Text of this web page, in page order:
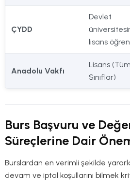
ÇYDD
Devlet
lisans
Anadolu Vakfı
Lisans (Tüm
Sınıflar)
Burs Başvuru ve
Süreçlerine Dair
Burslardan en verimli şekilde
devam ve iptal koşullarını bilmek